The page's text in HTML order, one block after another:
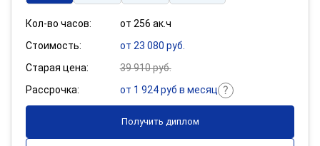
Кол-во часов:
от 256 ак.ч
Стоимость:
от 23 080 руб.
Старая цена:
39 910 руб.
Рассрочка:
от 1 924 руб в месяц
Получить диплом